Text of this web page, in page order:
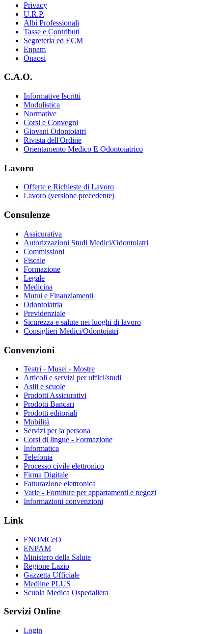
Privacy
U.R.P.
Albi Professionali
Tasse e Contributi
Segreteria ed ECM
Enpam
Onaosi
C.A.O.
Informative Iscritti
Modulistica
Normative
Corsi e Convegni
Giovani Odontoiatri
Rivista dell'Ordine
Orientamento Medico E Odontoiatrico
Lavoro
Offerte e Richieste di Lavoro
Lavoro (versione precedente)
Consulenze
Assicurativa
Autorizzazioni Studi Medici/Odontoiatri
Commissioni
Fiscale
Formazione
Legale
Medicina
Mutui e Finanziamenti
Odontoiatria
Previdenziale
Sicurezza e salute nei luoghi di lavoro
Consiglieri Medici/Odontoiatri
Convenzioni
Teatri - Musei - Mostre
Articoli e servizi per uffici/studi
Asili e scuole
Prodotti Assicurativi
Prodotti Bancari
Prodotti editoriali
Mobilità
Servizi per la persona
Corsi di lingue - Formazione
Informatica
Telefonia
Processo civile elettronico
Firma Digitale
Fatturazione elettronica
Varie - Forniture per appartamenti e negozi
Informazioni convenzioni
Link
FNOMCeO
ENPAM
Ministero della Salute
Regione Lazio
Gazzetta Ufficiale
Medline PLUS
Scuola Medica Ospedaliera
Servizi Online
Login